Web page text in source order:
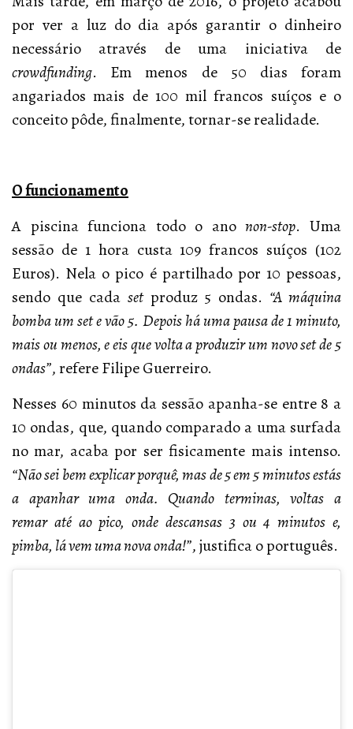
por ver a luz do dia após garantir o dinheiro
necessário através de uma iniciativa de
crowdfunding. Em menos de 50 dias foram
angariados mais de 100 mil francos suíços e o
conceito pôde, finalmente, tornar-se realidade.
O funcionamento
A piscina funciona todo o anonon-stop. Uma
sessão de 1 hora custa 109 francos suíços (102
Euros). Nela o pico é partilhado por 10 pessoas,
sendo que cada setproduz 5 ondas. “A máquina
bomba um set e vão 5. Depois há uma pausa de 1 minuto,
mais ou menos, e eis que volta a produzir um novo set de 5
ondas”, refere Filipe Guerreiro.
Nesses 60 minutos da sessão apanha-se entre 8 a
10 ondas, que, quando comparado a uma surfada
no mar, acaba por ser fisicamente mais intenso.
“Não sei bem explicar porquê, mas de 5 em 5 minutos estás
a apanhar uma onda. Quando terminas, voltas a
remar até ao pico, onde descansas 3 ou 4 minutos e,
pimba, lá vem uma nova onda!”, justifica o português.